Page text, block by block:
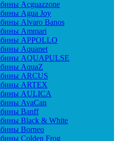
Acguazzone
Agua Joy
Alvaro Banos
Ammari
APPOLLO
Aquanet
AQUAPULSE
AquaZ
ARCUS
ARTEX
AULICA
AvaCan
Banff
Black & White
Borneo
Colden Frog